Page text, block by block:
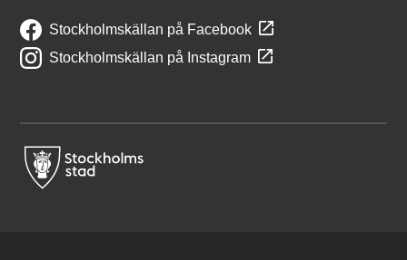
Stockholmskällan på Facebook
Stockholmskällan på Instagram